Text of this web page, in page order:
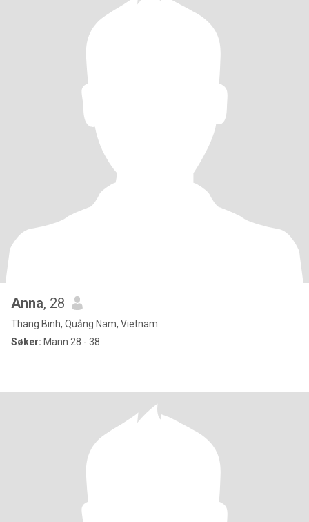
Anna, 28
Thang Binh, Quảng Nam, Vietnam
Søker: Mann 28 - 38